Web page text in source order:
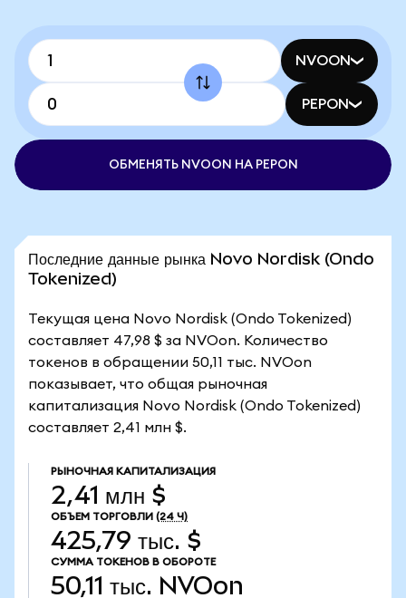
NVOON
PEPON
ОБМЕНЯТЬ NVOON НА PEPON
Последние данные рынка Novo Nordisk (Ondo
Tokenized)
Текущая цена Novo Nordisk (Ondo Tokenized)
составляет 47,98 $ за NVOon. Количество
токенов в обращении 50,11 тыс. NVOon
показывает, что общая рыночная
капитализация Novo Nordisk (Ondo Tokenized)
составляет 2,41 млн $.
РЫНОЧНАЯ КАПИТАЛИЗАЦИЯ
2,41 млн $
ОБЪЕМ ТОРГОВЛИ (24 Ч)
425,79 тыс. $
СУММА ТОКЕНОВ В ОБОРОТЕ
50,11 тыс. NVOon